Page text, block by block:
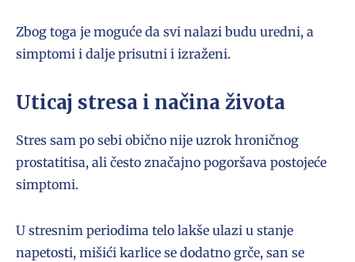
Zbog toga je moguće da svi nalazi budu uredni, a
simptomi i dalje prisutni i izraženi.
Uticaj stresa i načina života
Stres sam po sebi obično nije uzrok hroničnog
prostatitisa, ali često značajno pogoršava postojeće
simptomi.
U stresnim periodima telo lakše ulazi u stanje
napetosti, mišići karlice se dodatno grče, san se